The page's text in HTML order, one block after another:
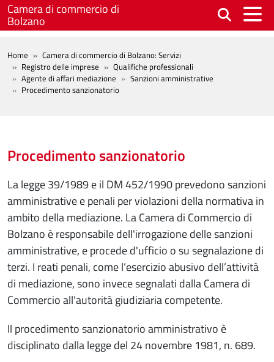
Salta al contenuto principale
Camera di commercio di
Bolzano
BREADCRUMB
Home
Camera di commercio di Bolzano: Servizi
Registro delle imprese
Qualifiche professionali
Agente di affari mediazione
Sanzioni amministrative
Procedimento sanzionatorio
Procedimento sanzionatorio
La legge 39/1989 e il DM 452/1990 prevedono sanzioni
amministrative e penali per violazioni della normativa in
ambito della mediazione. La Camera di Commercio di
Bolzano è responsabile dell'irrogazione delle sanzioni
amministrative, e procede d'ufficio o su segnalazione di
terzi. I reati penali, come l’esercizio abusivo dell’attività
di mediazione, sono invece segnalati dalla Camera di
Commercio all'autorità giudiziaria competente.
Il procedimento sanzionatorio amministrativo è
disciplinato dalla legge del 24 novembre 1981, n. 689.